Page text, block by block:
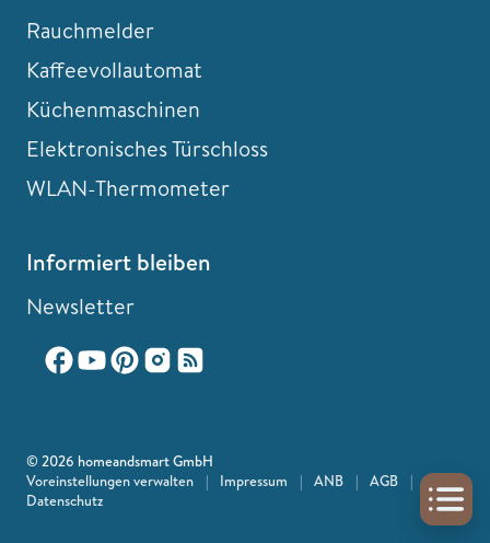
Rauchmelder
Kaffeevollautomat
Küchenmaschinen
Elektronisches Türschloss
WLAN-Thermometer
Informiert bleiben
Newsletter
© 2026 homeandsmart GmbH
Voreinstellungen verwalten
| Impressum | ANB | AGB
|
Datenschutz